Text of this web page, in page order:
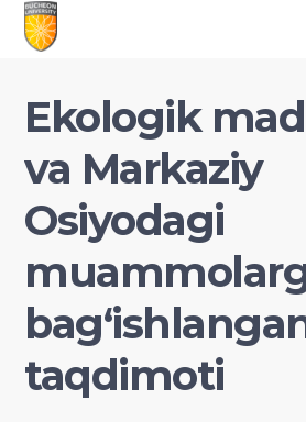
Ekologik
va Markaziy
Osiyodagi
taqdimoti